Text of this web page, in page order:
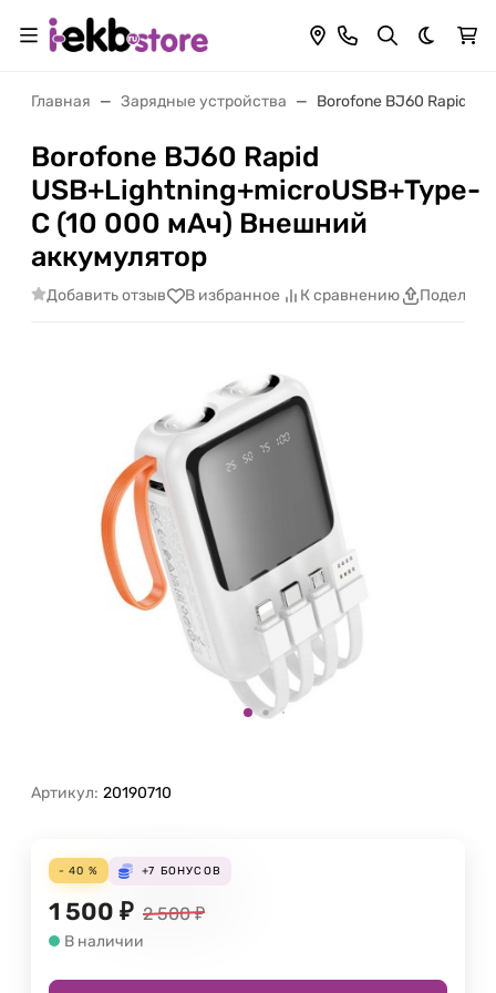
Темная
Главная Зарядные устройства Borofone BJ60 Rapid
Borofone BJ60 Rapid
USB+Lightning+microUSB+Type-
C (10 000 мАч) Внешний
аккумулятор
Добавить отзыв В избранное К сравнению
Артикул: 20190710
- 40 % +7 БОНУСОВ
1 500 ₽ 2 500 ₽
В наличии